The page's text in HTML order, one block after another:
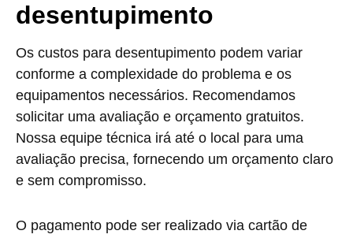
desentupimento
Os custos para desentupimento podem variar
conforme a complexidade do problema e os
equipamentos necessários. Recomendamos
solicitar uma avaliação e orçamento gratuitos.
Nossa equipe técnica irá até o local para uma
avaliação precisa, fornecendo um orçamento claro
e sem compromisso.
O pagamento pode ser realizado via cartão de